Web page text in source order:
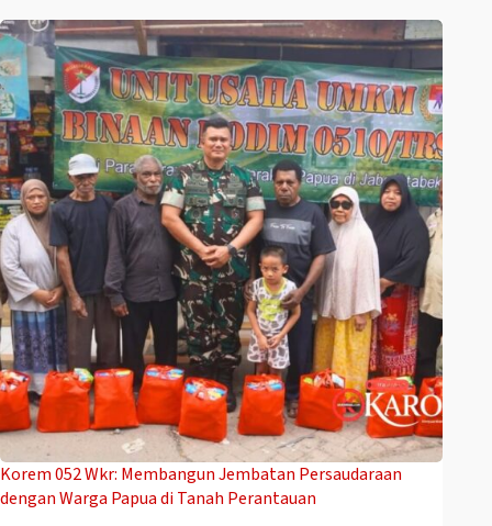
Korem 052 Wkr: Membangun Jembatan Persaudaraan
dengan Warga Papua di Tanah Perantauan